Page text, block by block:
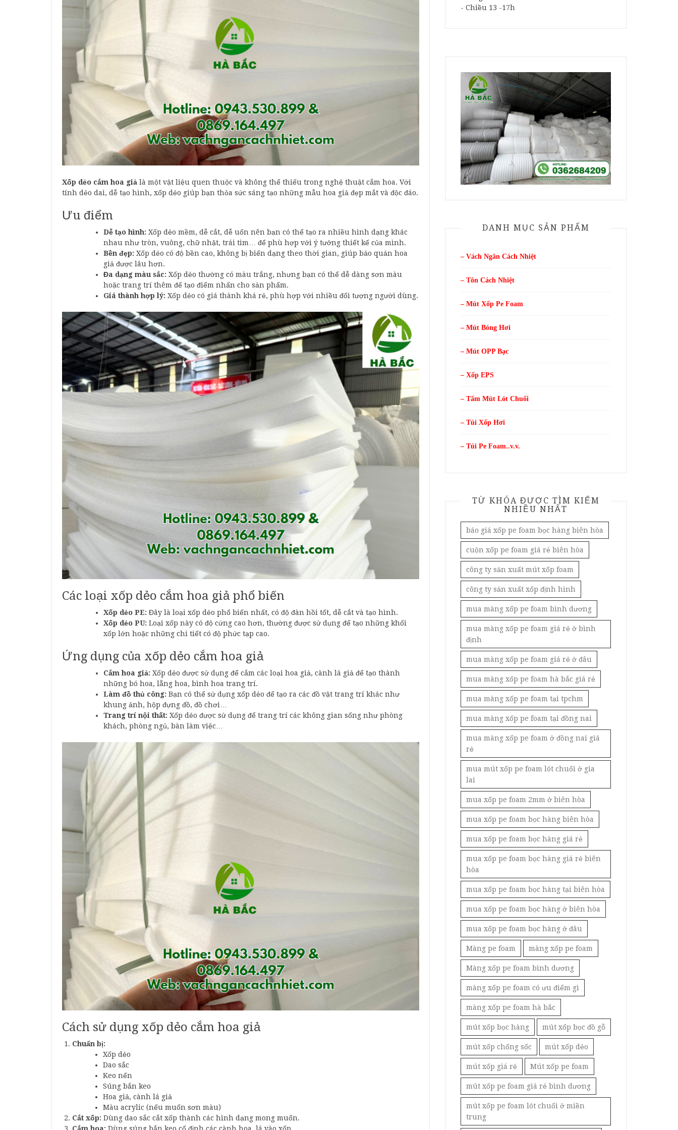
Xốp dẻo cắm hoa giả là một vật liệu quen thuộc và không thể thiếu trong nghệ thuật cắm hoa. Với
tính dẻo dai, dễ tạo hình, xốp dẻo giúp bạn thỏa sức sáng tạo những mẫu hoa giả đẹp mắt và độc đáo.
Ưu điểm
Dễ tạo hình: Xốp dẻo mềm, dễ cắt, dễ uốn nên bạn có thể tạo ra nhiều hình dạng khác
nhau như tròn, vuông, chữ nhật, trái tim… để phù hợp với ý tưởng thiết kế của mình.
Bền đẹp: Xốp dẻo có độ bền cao, không bị biến dạng theo thời gian, giúp bảo quản hoa
giả được lâu hơn.
Đa dạng màu sắc: Xốp dẻo thường có màu trắng, nhưng bạn có thể dễ dàng sơn màu
hoặc trang trí thêm để tạo điểm nhấn cho sản phẩm.
Giá thành hợp lý: Xốp dẻo có giá thành khá rẻ, phù hợp với nhiều đối tượng người dùng.
Các loại xốp dẻo cắm hoa giả phổ biến
Xốp dẻo PE: Đây là loại xốp dẻo phổ biến nhất, có độ đàn hồi tốt, dễ cắt và tạo hình.
Xốp dẻo PU: Loại xốp này có độ cứng cao hơn, thường được sử dụng để tạo những khối
xốp lớn hoặc những chi tiết có độ phức tạp cao.
Ứng dụng của xốp dẻo cắm hoa giả
Cắm hoa giả: Xốp dẻo được sử dụng để cắm các loại hoa giả, cành lá giả để tạo thành
những bó hoa, lẵng hoa, bình hoa trang trí.
Làm đồ thủ công: Bạn có thể sử dụng xốp dẻo để tạo ra các đồ vật trang trí khác như
khung ảnh, hộp đựng đồ, đồ chơi…
Trang trí nội thất: Xốp dẻo được sử dụng để trang trí các không gian sống như phòng
khách, phòng ngủ, bàn làm việc…
Cách sử dụng xốp dẻo cắm hoa giả
Chuẩn bị:
Xốp dẻo
Dao sắc
Keo nến
Súng bắn keo
Hoa giả, cành lá giả
Màu acrylic (nếu muốn sơn màu)
Cắt xốp: Dùng dao sắc cắt xốp thành các hình dạng mong muốn.
- Chiều 13 -17h
DANH MỤC SẢN PHẨM
– Vách Ngăn Cách Nhiệt
– Tôn Cách Nhiệt
– Mút Xốp Pe Foam
– Mút Bóng Hơi
– Mút OPP Bạc
– Xốp EPS
– Tấm Mút Lót Chuối
– Túi Xốp Hơi
– Túi Pe Foam..v.v.
TỪ KHÓA ĐƯỢC TÌM KIẾM
NHIỀU NHẤT
báo giá xốp pe foam bọc hàng biên hòa
cuộn xốp pe foam giá rẻ biên hòa
công ty sản xuất mút xốp foam
công ty sản xuất xốp định hình
mua màng xốp pe foam bình dương
mua màng xốp pe foam giá rẻ ở bình
định
mua màng xốp pe foam giá rẻ ở đâu
mua màng xốp pe foam hà bắc giá rẻ
mua màng xốp pe foam tại tpchm
mua màng xốp pe foam tại đồng nai
mua màng xốp pe foam ở đồng nai giá
rẻ
mua mút xốp pe foam lót chuối ở gia
lai
mua xốp pe foam 2mm ở biên hòa
mua xốp pe foam bọc hàng biên hòa
mua xốp pe foam bọc hàng giá rẻ
mua xốp pe foam bọc hàng giá rẻ biên
hòa
mua xốp pe foam bọc hàng tại biên hòa
mua xốp pe foam bọc hàng ở biên hòa
mua xốp pe foam bọc hàng ở đâu
Màng pe foam màng xốp pe foam
Màng xốp pe foam bình dương
màng xốp pe foam có ưu điểm gì
màng xốp pe foam hà bắc
mút xốp bọc hàng mút xốp bọc đồ gỗ
mút xốp chống sốc mút xốp dẻo
mút xốp giá rẻ Mút xốp pe foam
mút xốp pe foam giá rẻ bình dương
mút xốp pe foam lót chuối ở miền
trung